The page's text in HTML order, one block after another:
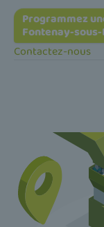
Programmez
Fontenay-
Contactez-nous